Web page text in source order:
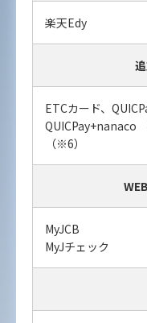
楽天Edy
ETCカード、
QUICPay+nanaco
（※6）
MyJCB
MyJチェック